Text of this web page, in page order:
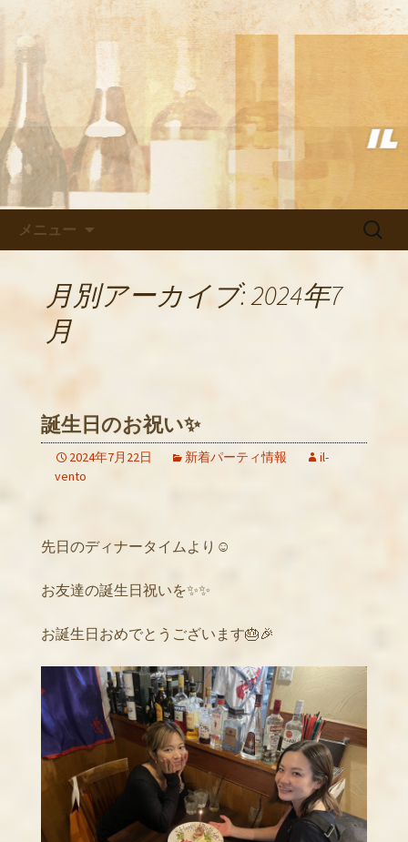
武蔵小杉の美味しいイタリアン
「イルヴェント」のブログ
武蔵小杉の美味しいイタリアン「イル
ヴェント」のブログ
メニュー
検
月別アーカイブ: 2024年7
月
誕生日のお祝い✨
2024年7月22日 新着パーティ情報
il-
vento
先日のディナータイムより☺️
お友達の誕生日祝いを✨✨
お誕生日おめでとうございます🎂🎉